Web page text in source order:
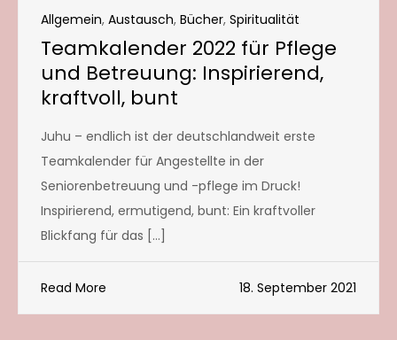
Allgemein, Austausch, Bücher, Spiritualität
Teamkalender 2022 für Pflege
und Betreuung: Inspirierend,
kraftvoll, bunt
Juhu – endlich ist der deutschlandweit erste
Teamkalender für Angestellte in der
Seniorenbetreuung und -pflege im Druck!
Inspirierend, ermutigend, bunt: Ein kraftvoller
Blickfang für das […]
Read More 18. September 2021